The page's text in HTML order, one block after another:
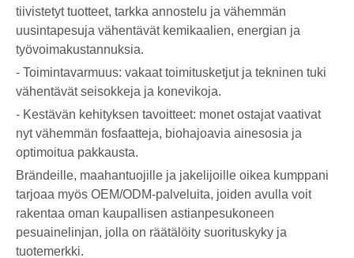
tiivistetyt tuotteet, tarkka annostelu ja vähemmän
uusintapesuja vähentävät kemikaalien, energian ja
työvoimakustannuksia.
- Toimintavarmuus: vakaat toimitusketjut ja tekninen tuki
vähentävät seisokkeja ja konevikoja.
- Kestävän kehityksen tavoitteet: monet ostajat vaativat
nyt vähemmän fosfaatteja, biohajoavia ainesosia ja
optimoitua pakkausta.
Brändeille, maahantuojille ja jakelijoille oikea kumppani
tarjoaa myös OEM/ODM-palveluita, joiden avulla voit
rakentaa oman kaupallisen astianpesukoneen
pesuainelinjan, jolla on räätälöity suorituskyky ja
tuotemerkki.